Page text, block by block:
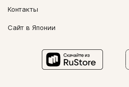
Контакты
Сайт в Японии